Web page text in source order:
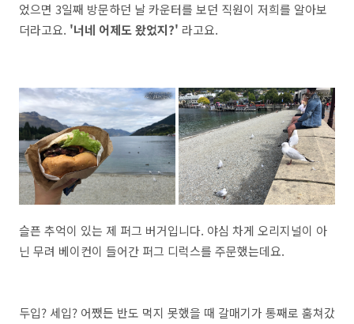
었으면 3일째 방문하던 날 카운터를 보던 직원이 저희를 알아보
더라고요. '너네 어제도 왔었지?' 라고요.
슬픈 추억이 있는 제 퍼그 버거입니다. 야심 차게 오리지널이 아
닌 무려 베이컨이 들어간 퍼그 디럭스를 주문했는데요.
두입? 세입? 어쨌든 반도 먹지 못했을 때 갈매기가 통째로 훔쳐갔